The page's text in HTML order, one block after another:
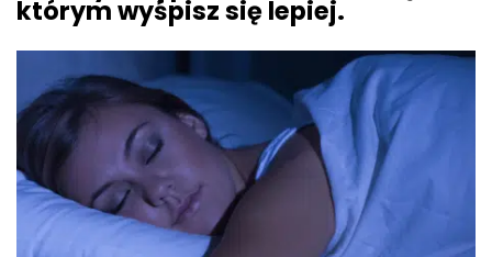
którym wyśpisz się lepiej.